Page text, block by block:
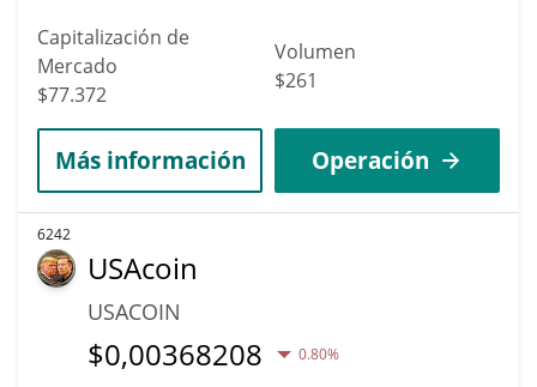
Capitalización de
Mercado
$77.372
Volumen
$261
Más información Operación
6242
USAcoin
USACOIN
$0,00368208 0.80%